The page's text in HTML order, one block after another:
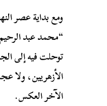
ومع بداية عصر
“محمد عبد
توحلت فيه إلى
الأزهريين، ولا
الآخر العكس.